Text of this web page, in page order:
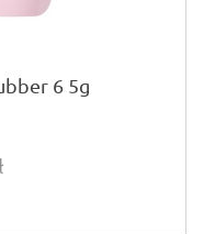
6 5g